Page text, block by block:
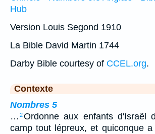
Hub
Version Louis Segond 1910
La Bible David Martin 1744
Darby Bible courtesy of CCEL.org.
Contexte
Nombres 5
… 2Ordonne aux enfants d'Israël
camp tout lépreux, et quiconque